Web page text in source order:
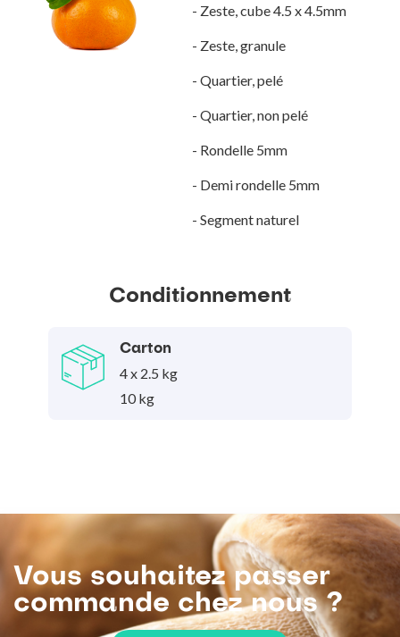
- Zeste, cube 4.5 x 4.5mm
- Zeste, granule
- Quartier, pelé
- Quartier, non pelé
- Rondelle 5mm
- Demi rondelle 5mm
- Segment naturel
Conditionnement
Carton
4 x 2.5 kg
10 kg
Vous souhaitez passer
commande chez nous ?